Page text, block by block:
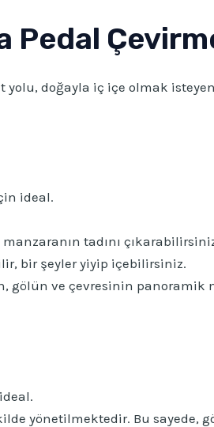
Pedal
yolu, doğayla iç içe olmak
ideal.
tadını
bir şeyler yiyip içebilirsiniz.
gölün ve çevresinin panoramik
yönetilmektedir. Bu sayede,